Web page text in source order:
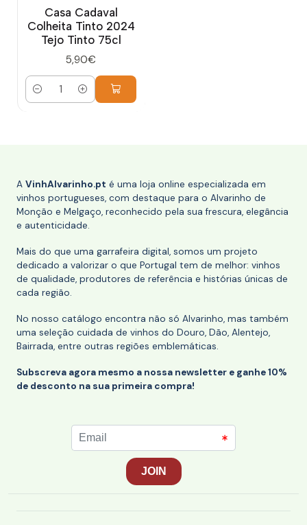
Casa Cadaval
Colheita Tinto 2024
Tejo Tinto 75cl
5,90€
Quantidade
A VinhAlvarinho.pt é uma loja online especializada em
vinhos portugueses, com destaque para o Alvarinho de
Monção e Melgaço, reconhecido pela sua frescura, elegância
e autenticidade.
Mais do que uma garrafeira digital, somos um projeto
dedicado a valorizar o que Portugal tem de melhor: vinhos
de qualidade, produtores de referência e histórias únicas de
cada região.
No nosso catálogo encontra não só Alvarinho, mas também
uma seleção cuidada de vinhos do Douro, Dão, Alentejo,
Bairrada, entre outras regiões emblemáticas.
Subscreva agora mesmo a nossa newsletter e ganhe 10%
de desconto na sua primeira compra!